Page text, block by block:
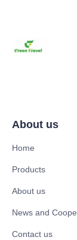
About us
Home
Products
About us
News and
Contact us